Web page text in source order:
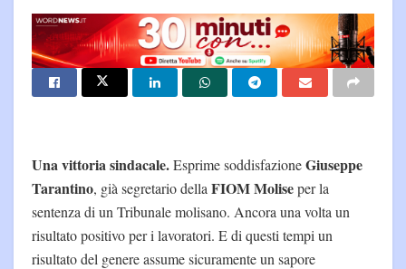
Una vittoria sindacale.Esprime soddisfazioneGiuseppe
Tarantino, già segretario della FIOM Moliseper la
sentenza di un Tribunale molisano. Ancora una volta un
risultato positivo per i lavoratori. E di questi tempi un
risultato del genere assume sicuramente un sapore